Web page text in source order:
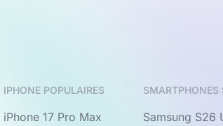
IPHONE POPULAIRES
iPhone 17 Pro Max
SMARTPHONES
Samsung S26